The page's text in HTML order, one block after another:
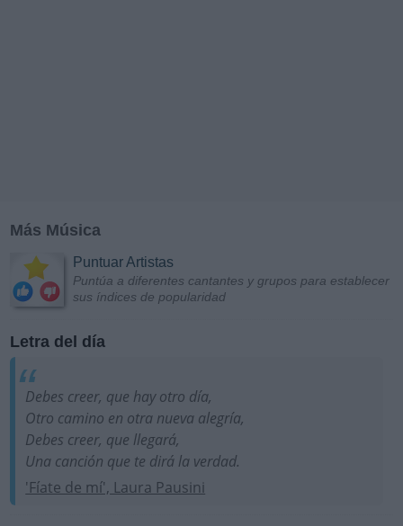
Más Música
Puntuar Artistas
Puntúa a diferentes cantantes y grupos para establecer
sus índices de popularidad
Letra del día
Debes creer, que hay otro día,
Otro camino en otra nueva alegría,
Debes creer, que llegará,
Una canción que te dirá la verdad.
'Fíate de mí', Laura Pausini